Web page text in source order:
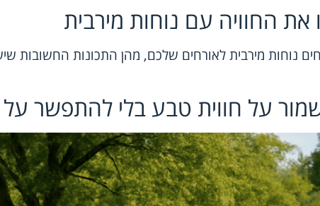
את החוויה עם נוחות מירבית
נוחות מירבית לאורחים שלכם, מהן התכונות החשובות
על חווית טבע בלי להתפשר על